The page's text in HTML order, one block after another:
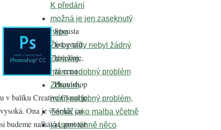
Spousta
fotografů
hořekuje,
že cena
Photoshop
u v balíku Creative Cloud je
vysoká. Ona je vysoká, co
si budeme nalhávat, protože
K předání
možná je jen zaseknutý
nebo
Že by tady nebyl žádný
Zdravím,
mám podobný problém
Zdravím,
mám podobný problém,
Téměř jako malba včetně
já jsem tuhně něco